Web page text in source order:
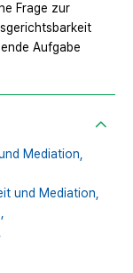
Frage zur
Aufgabe
Mediation,
und Mediation,